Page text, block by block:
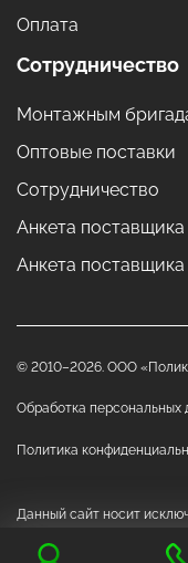
Оплата
Сотрудничество
Монтажным
Оптовые поставки
Сотрудничество
Анкета поставщика
Анкета
© 2010–2026. ООО
Обработка персональных
Политика
Данный сайт носит
положениями Статьи 437